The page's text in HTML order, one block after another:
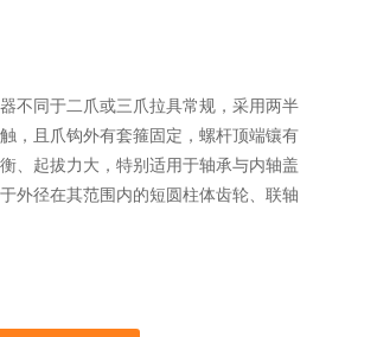
不同于二爪或三爪拉具常规，采用两半
，且爪钩外有套箍固定，螺杆顶端镶有
、起拔力大，特别适用于轴承与内轴盖
外径在其范围内的短圆柱体齿轮、联轴